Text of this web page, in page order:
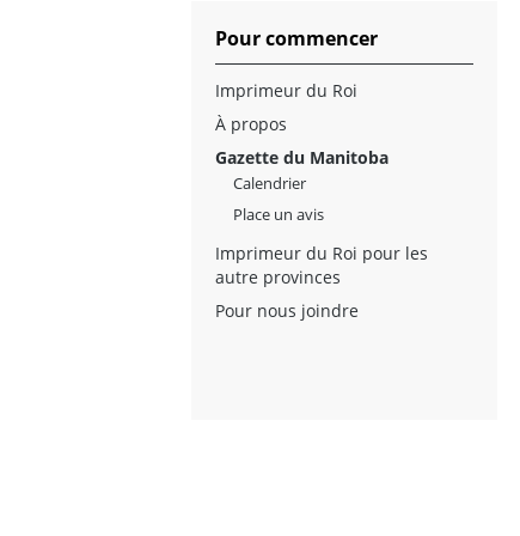
Pour commencer
Imprimeur du Roi
À propos
Gazette du Manitoba
Calendrier
Place un avis
Imprimeur du Roi pour les
autre provinces
Pour nous joindre